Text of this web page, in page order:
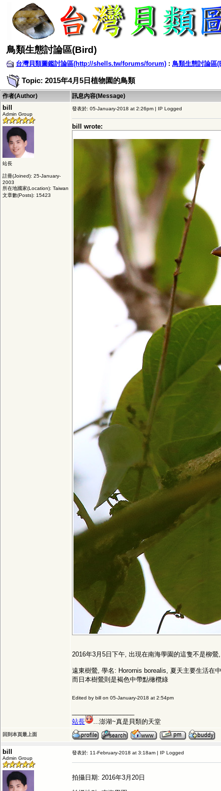
鳥類生態討論區(Bird)
台灣貝類圖鑑討論區(http://shells.tw/forums/forum) : 鳥類生態討論區
Topic: 2015年4月5日植物園的鳥類
作者(Author) 訊息內容(Message)
bill
Admin Group
站長
註冊(Joined): 25-January-
2003
所在地國家(Location): Taiwan
文章數(Posts): 15423
發表於: 05-January-2018 at 2:26pm | IP Logged
bill wrote:
2016年3月5日下午, 出現在南海學園的這隻不是柳
遠東樹鶯, 學名: Horornis borealis, 夏天主要生活在
而日本樹鶯則是褐色中帶點橄欖綠
Edited by bill on 05-January-2018 at 2:54pm
站長
...澎湖~真是貝類的天堂
回到本頁最上面
bill
Admin Group
發表於: 11-February-2018 at 3:18am | IP Logged
拍攝日期: 2016年3月20日